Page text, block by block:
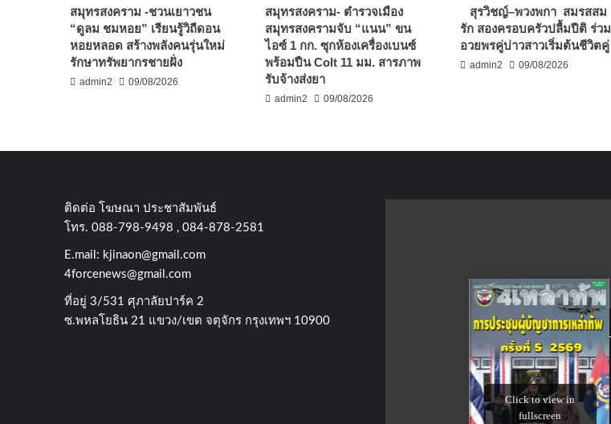
สมุทรสงคราม -ชวนเยาวชน
“ดูลม ชมหอย” เรียนรู้วิถีดอน
หอยหลอด สร้างพลังคนรุ่นใหม่
รักษาทรัพยากรชายฝั่ง
admin2 09/08/2026
สมุทรสงคราม- ตำรวจเมือง
สมุทรสงครามจับ “แนน” ขน
ไอซ์ 1 กก. ซุกห้องเครื่องเบนซ์
พร้อมปืน Colt 11 มม. สารภาพ
รับจ้างส่งยา
admin2 09/08/2026
สุรวิชญ์–พวงพกา สมรสสม
รัก สองครอบครัวปลื้มปีติ ร่วม
อวยพรคู่บ่าวสาวเริ่มต้นชีวิตคู่
admin2 09/08/2026
ติดต่อ​ โฆษณา​ ประชาสัมพันธ์
โทร​. 088-798-9498 , 084-878-2581
E.mail: kjinaon@gmail.com
4forcenews@gmail.com
ที่อยู่​ 3/531​ ศุภาลัยปาร์ค​ 2
ซ.พหลโยธิน​ 21​ แขวง/เขต​ จตุจักร​ กรุงเทพฯ 10900